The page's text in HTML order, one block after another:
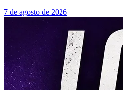
7 de agosto de 2026